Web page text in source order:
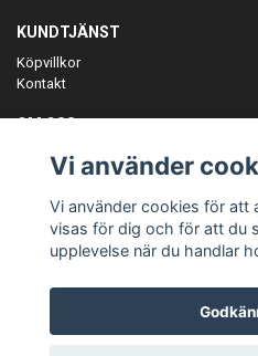
KUNDTJÄNST
Köpvillkor
Kontakt
OM OSS
ANMÄL DIG TILL VÅRT
Vi använder
Vi använder cookies för att
visas för dig och för att du
upplevelse när du handlar